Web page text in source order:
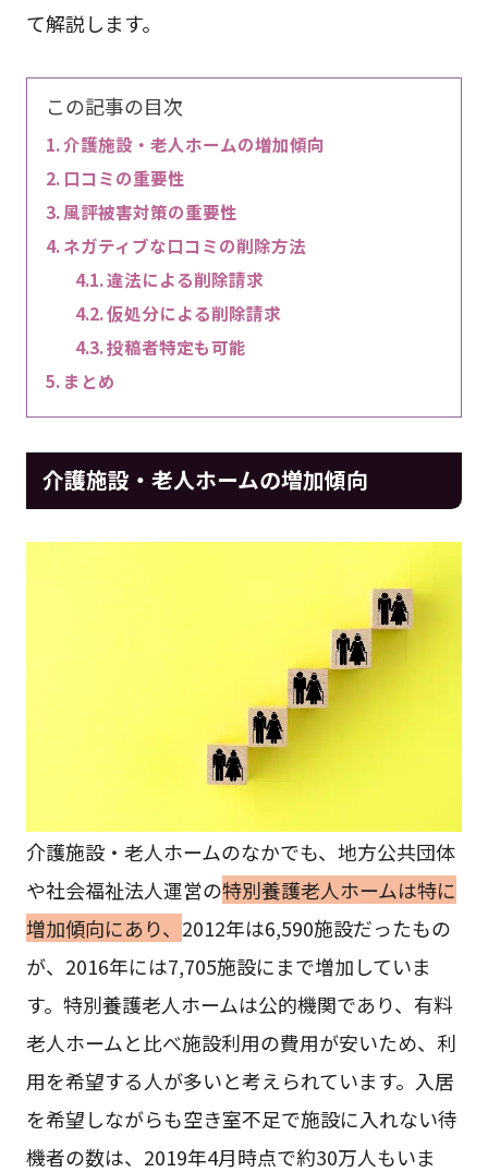
て解説します。
この記事の目次
介護施設・老人ホームの増加傾向
口コミの重要性
風評被害対策の重要性
ネガティブな口コミの削除方法
違法による削除請求
仮処分による削除請求
投稿者特定も可能
まとめ
介護施設・老人ホームの増加傾向
介護施設・老人ホームのなかでも、地方公共団体
や社会福祉法人運営の特別養護老人ホームは特に
増加傾向にあり、 2012年は6,590施設だったもの
が、2016年には7,705施設にまで増加していま
す。特別養護老人ホームは公的機関であり、有料
老人ホームと比べ施設利用の費用が安いため、利
用を希望する人が多いと考えられています。入居
を希望しながらも空き室不足で施設に入れない待
機者の数は、2019年4月時点で約30万人もいま